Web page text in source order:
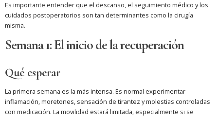
Es importante entender que el descanso, el seguimiento médico y los
cuidados postoperatorios son tan determinantes como la cirugía
misma.
Semana 1: El inicio de la recuperación
Qué esperar
La primera semana es la más intensa. Es normal experimentar
inflamación, moretones, sensación de tirantez y molestias controladas
con medicación. La movilidad estará limitada, especialmente si se